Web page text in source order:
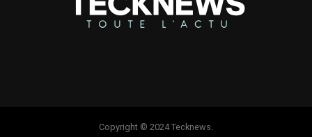
Copyright © 2024 Tecknews.